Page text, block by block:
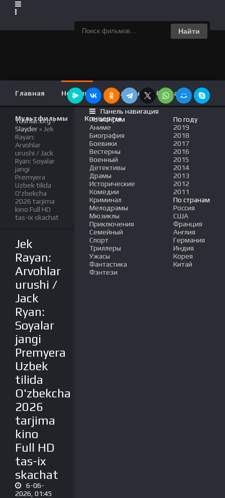
Найти
Главная Новинки Фильмы Сериалы
Мультфильмы Концерты
Yoshlar.Org»
Slayder » Jek
Rayan:
Arvohlar
urushi / Jack
Ryan: Soyalar
jangi
Premyera
Uzbek tilida
O'zbekcha
2026 tarjima
kino Full HD
tas-ix skachat
Jek
Rayan:
Arvohlar
urushi /
Jack
Ryan:
Soyalar
jangi
Premyera
Uzbek
tilida
O'zbekcha
2026
tarjima
kino
Full HD
tas-ix
skachat
6-06-
2026, 01:45
Панель навигация
По жанрам
Аниме
Биография
Боевики
Вестерны
Военный
Детективы
Драмы
Исторические
Комедии
Криминал
Мелодрамы
Мюзиклы
Приключения
Семейный
Спорт
Триллеры
Ужасы
Фантастика
Фэнтези
По году
2019
2018
2017
2016
2015
2014
2013
2012
2011
По странам
Россия
США
Франция
Англия
Германия
Индия
Корея
Китай